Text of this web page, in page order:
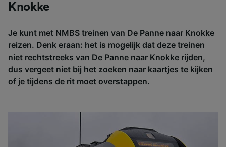
Knokke
Je kunt met NMBS treinen van De Panne naar Knokke
reizen. Denk eraan: het is mogelijk dat deze treinen
niet rechtstreeks van De Panne naar Knokke rijden,
dus vergeet niet bij het zoeken naar kaartjes te kijken
of je tijdens de rit moet overstappen.